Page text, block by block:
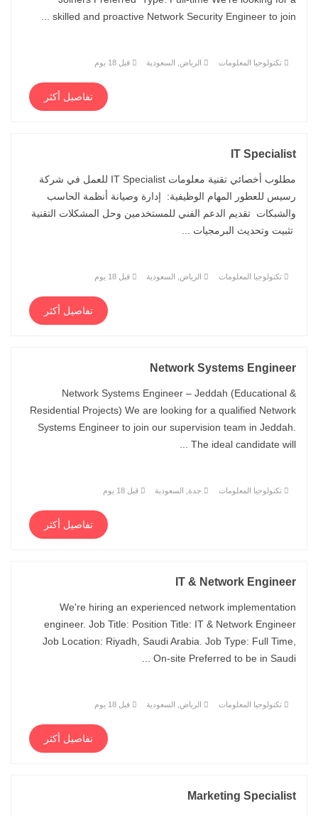
skilled and proactive Network Security Engineer to join ...
تكنولوجيا المعلومات الرياض, السعودية قبل 18 يوم
تفاصيل أكثر
IT Specialist
مطلوب أخصائي تقنية معلومات IT Specialist للعمل في شركة
رسيس للعطور المهام الوظيفية: إدارة وصيانة أنظمة الحاسب
والشبكات تقديم الدعم الفني للمستخدمين وحل المشكلات التقنية
تثبيت وتحديث البرمجيات ...
تكنولوجيا المعلومات الرياض, السعودية قبل 18 يوم
تفاصيل أكثر
Network Systems Engineer
Network Systems Engineer – Jeddah (Educational &
Residential Projects) We are looking for a qualified Network
Systems Engineer to join our supervision team in Jeddah.
The ideal candidate will ...
تكنولوجيا المعلومات جدة, السعودية قبل 18 يوم
تفاصيل أكثر
IT & Network Engineer
We're hiring an experienced network implementation
engineer. Job Title: Position Title: IT & Network Engineer
Job Location: Riyadh, Saudi Arabia. Job Type: Full Time,
On-site Preferred to be in Saudi ...
تكنولوجيا المعلومات الرياض, السعودية قبل 18 يوم
تفاصيل أكثر
Marketing Specialist